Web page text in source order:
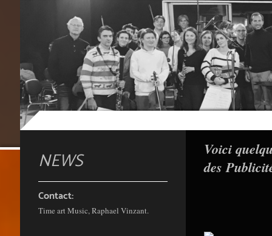
Voici
des
NEWS
Contact:
Time art Music, Raphael Vinzant.